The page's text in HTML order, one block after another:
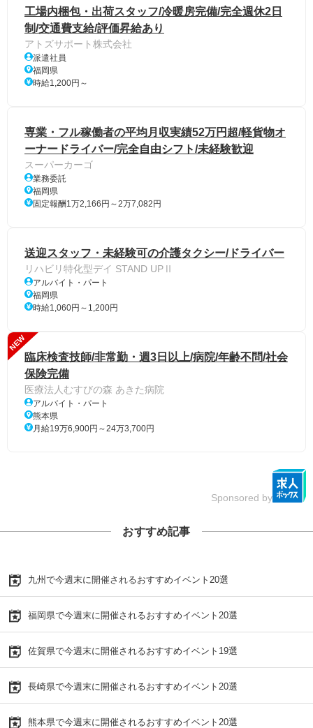
工場内梱包・出荷スタッフ/冷暖房完備/完全週休2日
制/交通費支給/評価昇給あり
アトズサポート株式会社
派遣社員
福岡県
時給1,200円～
専業・フル稼働者の平均月収実績52万円超/軽貨物オ
ーナードライバー/完全自由シフト/未経験歓迎
スーパーカーゴ
業務委託
福岡県
固定報酬1万2,166円～2万7,082円
送迎スタッフ・未経験可の介護タクシー/ドライバー
リハビリ特化型デイ STAND UPⅡ
アルバイト・パート
福岡県
時給1,060円～1,200円
NEW
臨床検査技師/非常勤・週3日以上/病院/年齢不問/社会
保険完備
医療法人むすびの森 あきた病院
アルバイト・パート
熊本県
月給19万6,900円～24万3,700円
Sponsored by
おすすめ記事
九州で今週末に開催されるおすすめイベント20選
福岡県で今週末に開催されるおすすめイベント20選
佐賀県で今週末に開催されるおすすめイベント19選
長崎県で今週末に開催されるおすすめイベント20選
熊本県で今週末に開催されるおすすめイベント20選